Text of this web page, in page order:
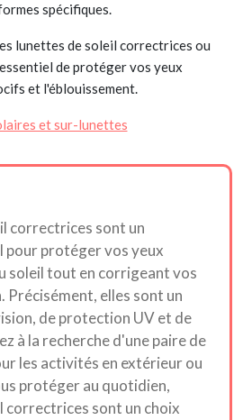
spécifiques.
lunettes de soleil correctrices ou
de protéger vos yeux
et l'éblouissement.
et sur-lunettes
correctrices sont un
pour protéger vos yeux
soleil tout en corrigeant vos
Précisément, elles sont un
de protection UV et de
à la recherche d'une paire de
les activités en extérieur ou
protéger au quotidien,
correctrices sont un choix